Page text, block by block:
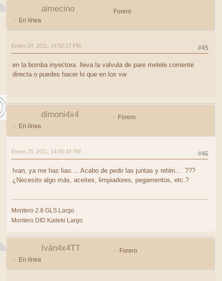
almecino
Forero
En línea
#45
Enero 24, 2011, 14:52:17 PM
en la bomba inyectora lleva la valvula de pare metele corriente
directa o puedes hacer lo que en los vw
dimoni4x4
Forero
En línea
#46
Enero 25, 2011, 14:05:43 PM
Ivan, ya me has liao.... Acabo de pedir las juntas y retén... ???
¿Necesito algo más, aceites, limpiadores, pegamentos, etc.?
Montero 2.8 GLS Largo
Montero DID Kaiteki Largo
Iván4x4TT
Forero
En línea